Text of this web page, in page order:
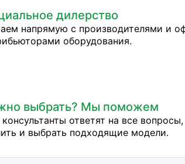
дилерство
напрямую с производителями и
оборудования.
выбрать? Мы поможем
ответят на все
и выбрать подходящие модели.